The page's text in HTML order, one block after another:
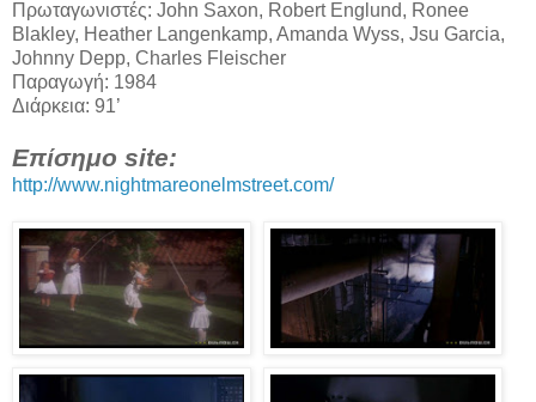
Πρωταγωνιστές: John Saxon, Robert Englund, Ronee
Blakley, Heather Langenkamp, Amanda Wyss, Jsu Garcia,
Johnny Depp, Charles Fleischer
Παραγωγή: 1984
Διάρκεια: 91’
Επίσημο site:
http://www.nightmareonelmstreet.com/